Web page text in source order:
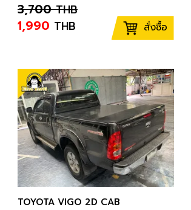
3,700 THB
1,990 THB สั่งซื้อ
TOYOTA VIGO 2D CAB